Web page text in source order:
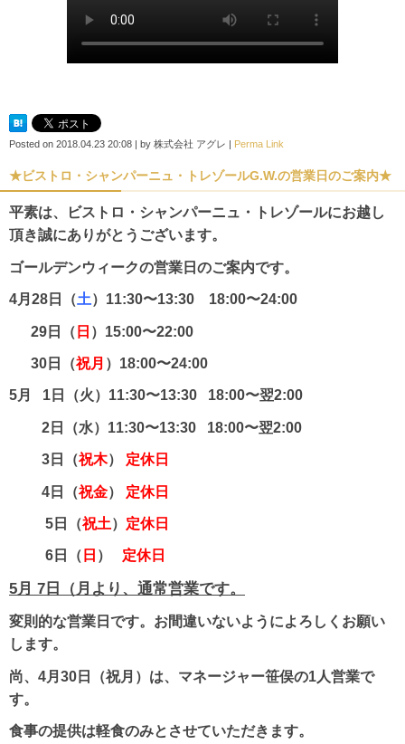
Posted on 2018.04.23 20:08 by 株式会社 アグレ Perma Link
★ビストロ・シャンパーニュ・トレゾールG.W.の営業日のご案内★
平素は、ビストロ・シャンパーニュ・トレゾールにお越し
頂き誠にありがとうございます。
ゴールデンウィークの営業日のご案内です。
4月28日（土）11:30〜13:30 18:00〜24:00
29日（ 日 ）15:00〜22:00
30日（祝月 ）18:00〜24:00
5月 1日（火）11:30〜13:30 18:00〜翌2:00
2日（水）11:30〜13:30 18:00〜翌2:00
3日（祝木） 定休日
4日（祝金） 定休日
5日（祝土） 定休日
6日（ 日 ） 定休日
5月 7日（月より、通常営業です。
変則的な営業日です。お間違いないようによろしくお願い
します。
尚、4月30日（祝月）は、マネージャー笹俣の1人営業で
す。
食事の提供は軽食のみとさせていただきます。